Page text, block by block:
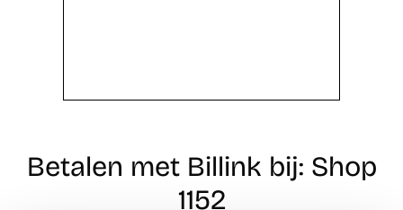
Betalen met Billink bij: Shop
1152